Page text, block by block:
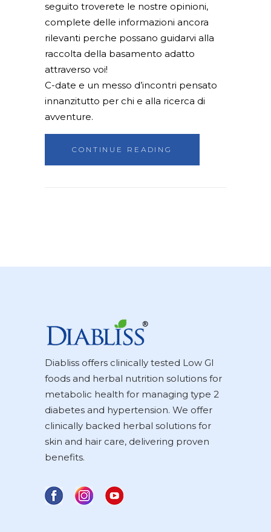
seguito troverete le nostre opinioni,
complete delle informazioni ancora
rilevanti perche possano guidarvi alla
raccolta della basamento adatto
attraverso voi!
C-date e un messo d’incontri pensato
innanzitutto per chi e alla ricerca di
avventure.
CONTINUE READING
Diabliss offers clinically tested Low GI
foods and herbal nutrition solutions for
metabolic health for managing type 2
diabetes and hypertension. We offer
clinically backed herbal solutions for
skin and hair care, delivering proven
benefits.